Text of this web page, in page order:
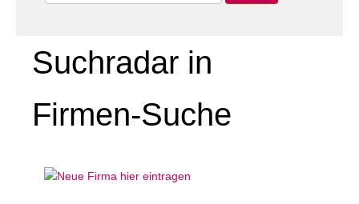
Suchradar in
Firmen-Suche